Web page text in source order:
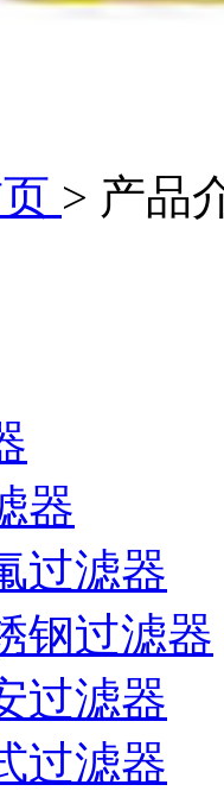
> 产品
器
过滤器
钢过滤器
过滤器
过滤器